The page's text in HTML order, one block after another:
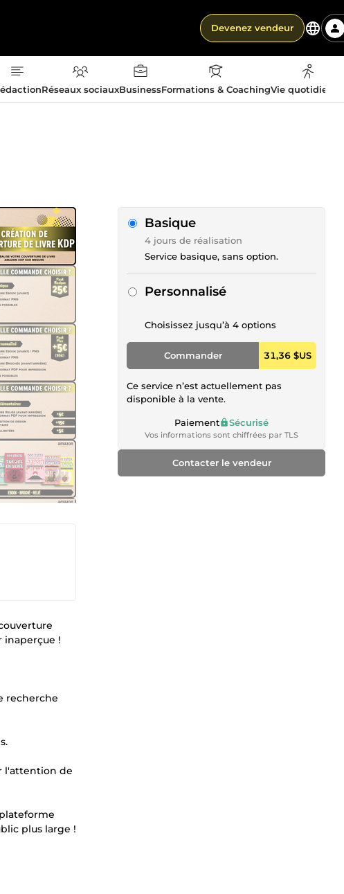
Devenez vendeur
Réseaux sociauxBusinessFormations & CoachingVie
inaperçue !
recherche
l'attention de
plus large !
Basique
4 jours de réalisation
Service basique, sans option.
Personnalisé
Choisissez jusqu’à 4 options
Commander 31,36 $US
Ce service n’est actuellement pas
disponible à la vente.
Paiement Sécurisé
Vos informations sont chiffrées par TLS
Contacter le vendeur